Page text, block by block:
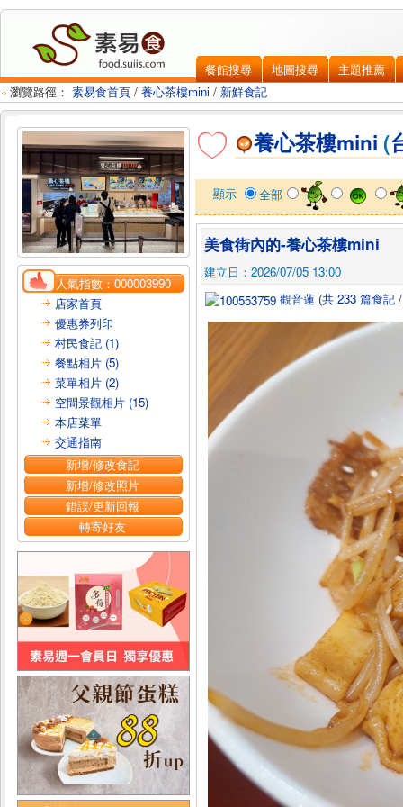
餐館搜尋 地圖搜尋
主題推薦
瀏覽路徑： 素易食首頁 / 養心茶樓mini / 新鮮食記
人氣指數：000003990
店家首頁
優惠券列印
村民食記 (1)
餐點相片 (5)
菜單相片 (2)
空間景觀相片 (15)
本店菜單
交通指南
新增/修改食記
新增/修改照片
錯誤/更新回報
轉寄好友
養心茶樓mini (
顯示 全部
美食街內的-養心茶樓mini
建立日：2026/07/05 13:00
觀音蓮 (共 233 篇食記